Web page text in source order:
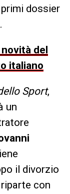
dossier
del
italiano
Sport,
un
il divorzio
con